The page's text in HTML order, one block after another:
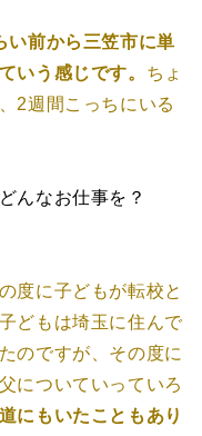
い前から三笠市に単
いう感じです。 ちょ
2週間こっちにいる
んなお仕事を？
度に子どもが転校と
どもは埼玉に住んで
のですが、その度に
についていっていろ
にもいたこともあり